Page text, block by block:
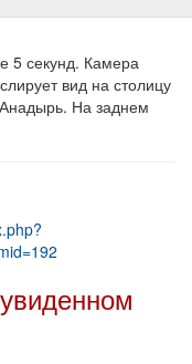
5 секунд. Камера
вид на столицу
Анадырь. На заднем